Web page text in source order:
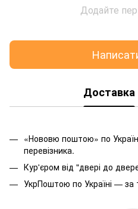
Додайте
Доставка
«Нововю поштою» по
перевізника.
Кур'єром від "двері до
УкрПоштою по Україні — за